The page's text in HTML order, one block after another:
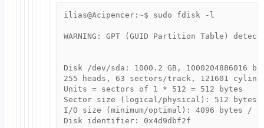
ilias@Acipencer:~$ sudo fdisk -l
WARNING: GPT (GUID Partition Table)
Disk /dev/sda: 1000.2 GB, 1000204886016
255 heads, 63 sectors/track, 121601
Units = sectors of 1 * 512 = 512 bytes
Sector size (logical/physical): 512 bytes
I/O size (minimum/optimal): 4096 bytes /
Disk identifier: 0x4d9dbf2f